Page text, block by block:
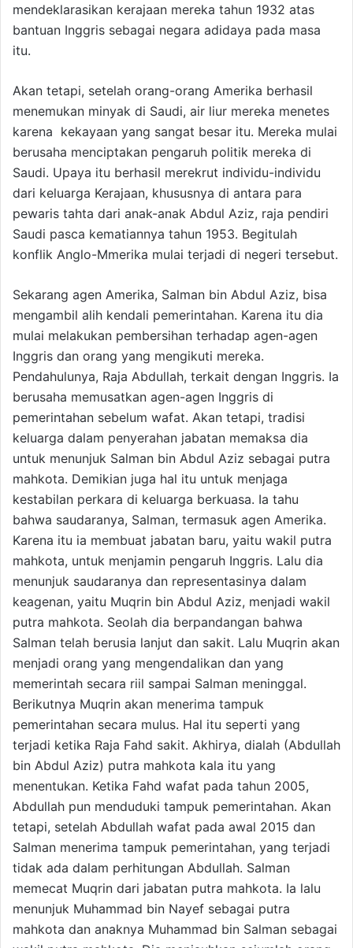
mendeklarasikan kerajaan mereka tahun 1932 atas
bantuan Inggris sebagai negara adidaya pada masa
itu.
Akan tetapi, setelah orang-orang Amerika berhasil
menemukan minyak di Saudi, air liur mereka menetes
karena kekayaan yang sangat besar itu. Mereka mulai
berusaha menciptakan pengaruh politik mereka di
Saudi. Upaya itu berhasil merekrut individu-individu
dari keluarga Kerajaan, khususnya di antara para
pewaris tahta dari anak-anak Abdul Aziz, raja pendiri
Saudi pasca kematiannya tahun 1953. Begitulah
konflik Anglo-Mmerika mulai terjadi di negeri tersebut.
Sekarang agen Amerika, Salman bin Abdul Aziz, bisa
mengambil alih kendali pemerintahan. Karena itu dia
mulai melakukan pembersihan terhadap agen-agen
Inggris dan orang yang mengikuti mereka.
Pendahulunya, Raja Abdullah, terkait dengan Inggris. Ia
berusaha memusatkan agen-agen Inggris di
pemerintahan sebelum wafat. Akan tetapi, tradisi
keluarga dalam penyerahan jabatan memaksa dia
untuk menunjuk Salman bin Abdul Aziz sebagai putra
mahkota. Demikian juga hal itu untuk menjaga
kestabilan perkara di keluarga berkuasa. Ia tahu
bahwa saudaranya, Salman, termasuk agen Amerika.
Karena itu ia membuat jabatan baru, yaitu wakil putra
mahkota, untuk menjamin pengaruh Inggris. Lalu dia
menunjuk saudaranya dan representasinya dalam
keagenan, yaitu Muqrin bin Abdul Aziz, menjadi wakil
putra mahkota. Seolah dia berpandangan bahwa
Salman telah berusia lanjut dan sakit. Lalu Muqrin akan
menjadi orang yang mengendalikan dan yang
memerintah secara riil sampai Salman meninggal.
Berikutnya Muqrin akan menerima tampuk
pemerintahan secara mulus. Hal itu seperti yang
terjadi ketika Raja Fahd sakit. Akhirya, dialah (Abdullah
bin Abdul Aziz) putra mahkota kala itu yang
menentukan. Ketika Fahd wafat pada tahun 2005,
Abdullah pun menduduki tampuk pemerintahan. Akan
tetapi, setelah Abdullah wafat pada awal 2015 dan
Salman menerima tampuk pemerintahan, yang terjadi
tidak ada dalam perhitungan Abdullah. Salman
memecat Muqrin dari jabatan putra mahkota. Ia lalu
menunjuk Muhammad bin Nayef sebagai putra
mahkota dan anaknya Muhammad bin Salman sebagai